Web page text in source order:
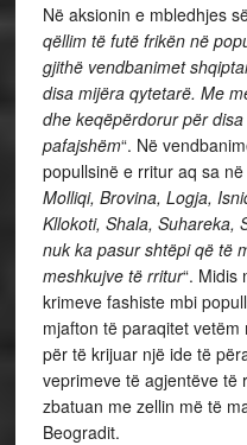
Në aksionin e mbledhjes
qëllim të futë frikën në
gjithë vendbanimet
disa mijëra qytetarë. Me
dhe keqëpërdorur për
pafajshëm“. Në
popullsinë e rritur aq sa
Molliqi, Brovina, Logja,
Kllokoti, Shala,
nuk ka pasur shtëpi që të
meshkujve të rritur“. Midis
krimeve fashiste mbi
mjafton të paraqitet
për të krijuar një ide të
veprimeve të agjentëve të
zbatuan me zellin më të
Beogradit.